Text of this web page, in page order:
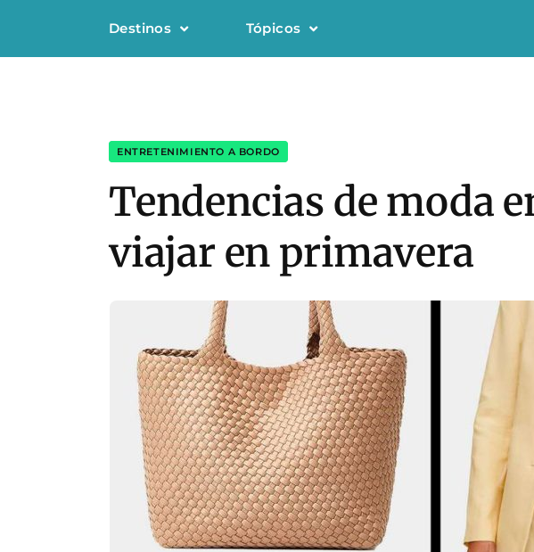
Destinos Tópicos
ENTRETENIMIENTO A BORDO
Tendencias de moda
viajar en primavera